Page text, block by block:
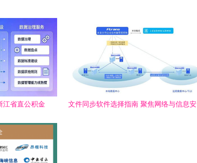
江省直公积金
全
文件同步软件选择指南 聚焦网络与信息安